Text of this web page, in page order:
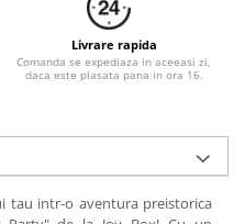
Livrare rapida
Comanda se expediaza in aceeasi zi,
daca este plasata pana in ora 16.
tau intr-o aventura preistorica